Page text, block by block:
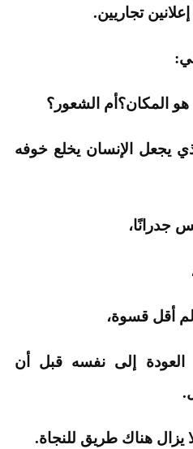
تجاريين.
المكان؟أم الشعور؟
يجعل الإنسان يخلع خوفه
جدرانًا،
أقل قسوة،
العودة إلى نفسه قبل أن
يزال هناك طريق للنجاة.